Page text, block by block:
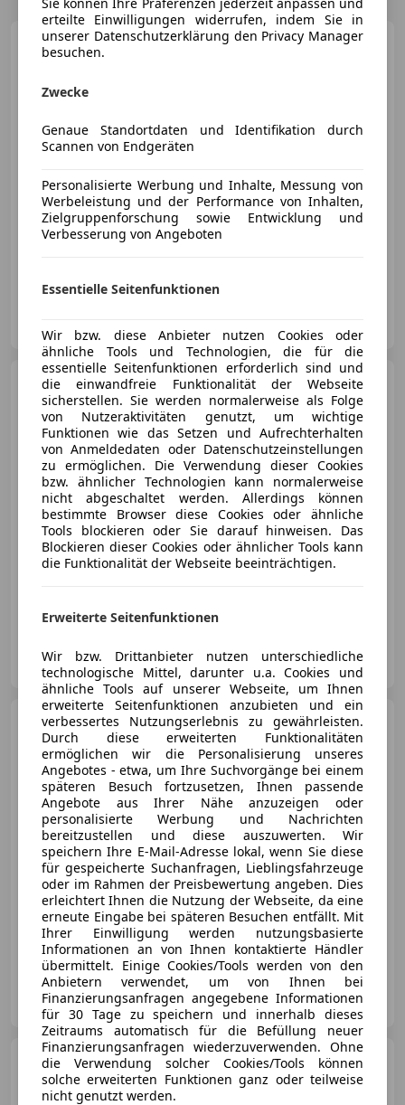
Porsche 911Carrera T
Porsche 911
Carrera 4 GTS
Coupe II (991)
€ 128 800
Porsche Zentrum Salzburg
AT-5020 Salzburg
Porsche 718 Spyder
Spyder
€ 135 999
03/2021 16 272 km Benzin 309 kW (420 PS)
Emirate Boost
AT-7111 Parndorf
Porsche 991 Carrera 4 GTS
Cabriolet*ApprovedGarantie*Bose*
Sie können Ihre Präferenzen jederzeit anpassen und
erteilte Einwilligungen widerrufen, indem Sie in
unserer Datenschutzerklärung den Privacy Manager
besuchen.
Zwecke
Genaue Standortdaten und Identifikation durch
Scannen von Endgeräten
Personalisierte Werbung und Inhalte, Messung von
Werbeleistung und der Performance von Inhalten,
Zielgruppenforschung sowie Entwicklung und
Verbesserung von Angeboten
Essentielle Seitenfunktionen
Wir bzw. diese Anbieter nutzen Cookies oder
ähnliche Tools und Technologien, die für die
essentielle Seitenfunktionen erforderlich sind und
die einwandfreie Funktionalität der Webseite
sicherstellen. Sie werden normalerweise als Folge
von Nutzeraktivitäten genutzt, um wichtige
Funktionen wie das Setzen und Aufrechterhalten
von Anmeldedaten oder Datenschutzeinstellungen
zu ermöglichen. Die Verwendung dieser Cookies
bzw. ähnlicher Technologien kann normalerweise
nicht abgeschaltet werden. Allerdings können
bestimmte Browser diese Cookies oder ähnliche
Tools blockieren oder Sie darauf hinweisen. Das
Blockieren dieser Cookies oder ähnlicher Tools kann
die Funktionalität der Webseite beeinträchtigen.
Erweiterte Seitenfunktionen
Wir bzw. Drittanbieter nutzen unterschiedliche
technologische Mittel, darunter u.a. Cookies und
ähnliche Tools auf unserer Webseite, um Ihnen
erweiterte Seitenfunktionen anzubieten und ein
verbessertes Nutzungserlebnis zu gewährleisten.
Durch diese erweiterten Funktionalitäten
ermöglichen wir die Personalisierung unseres
Angebotes - etwa, um Ihre Suchvorgänge bei einem
späteren Besuch fortzusetzen, Ihnen passende
Angebote aus Ihrer Nähe anzuzeigen oder
personalisierte Werbung und Nachrichten
bereitzustellen und diese auszuwerten. Wir
speichern Ihre E-Mail-Adresse lokal, wenn Sie diese
für gespeicherte Suchanfragen, Lieblingsfahrzeuge
oder im Rahmen der Preisbewertung angeben. Dies
erleichtert Ihnen die Nutzung der Webseite, da eine
erneute Eingabe bei späteren Besuchen entfällt. Mit
Ihrer Einwilligung werden nutzungsbasierte
Informationen an von Ihnen kontaktierte Händler
übermittelt. Einige Cookies/Tools werden von den
Anbietern verwendet, um von Ihnen bei
Finanzierungsanfragen angegebene Informationen
für 30 Tage zu speichern und innerhalb dieses
Zeitraums automatisch für die Befüllung neuer
Finanzierungsanfragen wiederzuverwenden. Ohne
die Verwendung solcher Cookies/Tools können
solche erweiterten Funktionen ganz oder teilweise
nicht genutzt werden.